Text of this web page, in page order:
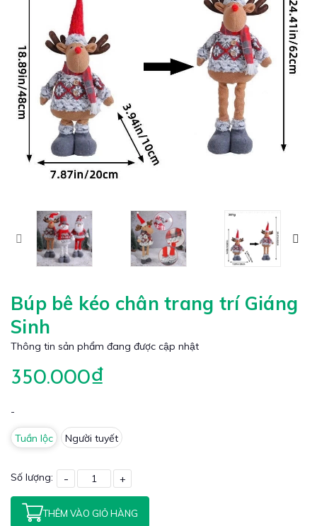
Búp bê kéo chân trang trí Giáng
Sinh
Thông tin sản phẩm đang được cập nhật
350.000₫
-
Tuần lộc Người tuyết
Số lượng: - +
THÊM VÀO GIỎ HÀNG